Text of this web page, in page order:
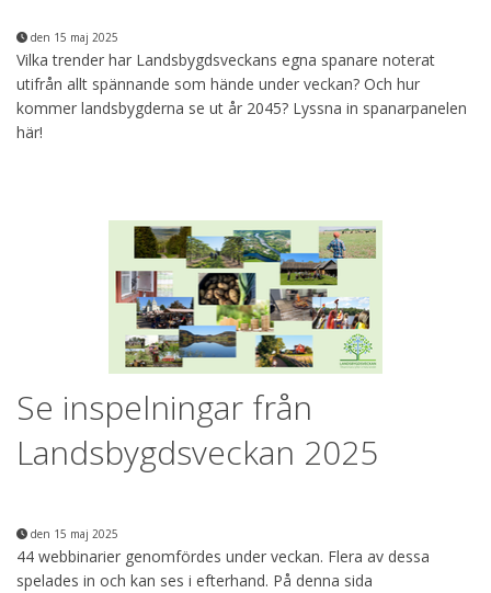
den 15 maj 2025
Vilka trender har Landsbygdsveckans egna spanare noterat
utifrån allt spännande som hände under veckan? Och hur
kommer landsbygderna se ut år 2045? Lyssna in spanarpanelen
här!
Se inspelningar från
Landsbygdsveckan 2025
den 15 maj 2025
44 webbinarier genomfördes under veckan. Flera av dessa
spelades in och kan ses i efterhand. På denna sida